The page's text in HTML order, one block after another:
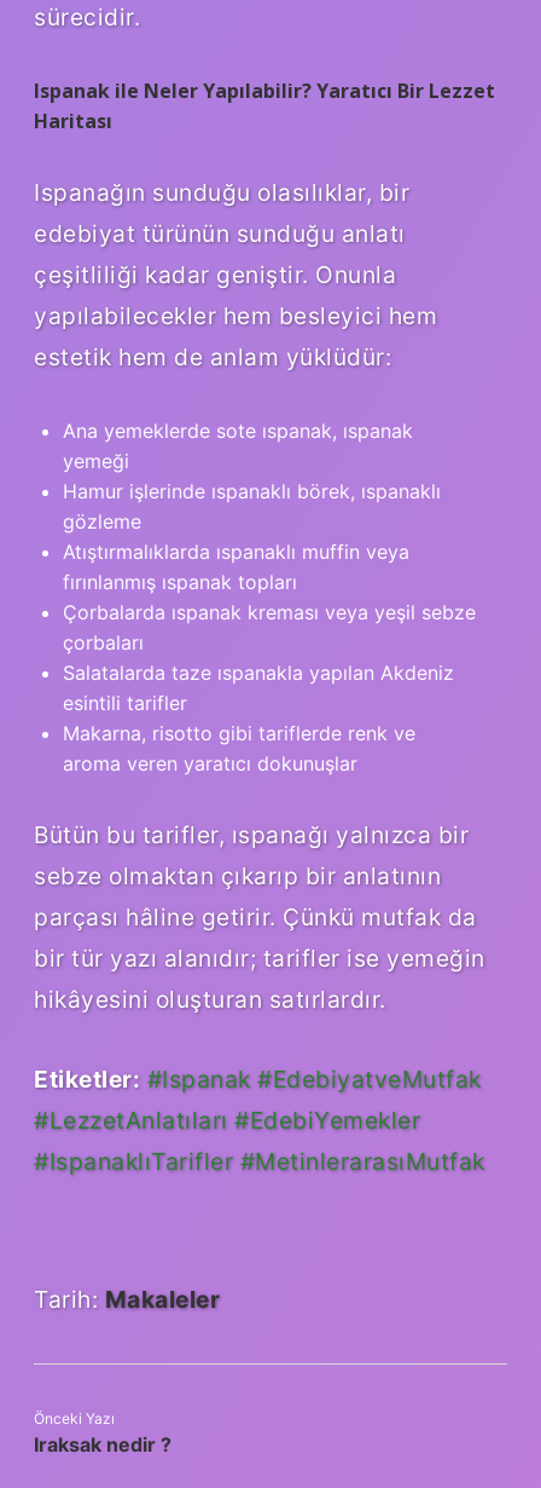
sürecidir.
Ispanak ile Neler Yapılabilir? Yaratıcı Bir Lezzet
Haritası
Ispanağın sunduğu olasılıklar, bir
edebiyat türünün sunduğu anlatı
çeşitliliği kadar geniştir. Onunla
yapılabilecekler hem besleyici hem
estetik hem de anlam yüklüdür:
Ana yemeklerde sote ıspanak, ıspanak
yemeği
Hamur işlerinde ıspanaklı börek, ıspanaklı
gözleme
Atıştırmalıklarda ıspanaklı muffin veya
fırınlanmış ıspanak topları
Çorbalarda ıspanak kreması veya yeşil sebze
çorbaları
Salatalarda taze ıspanakla yapılan Akdeniz
esintili tarifler
Makarna, risotto gibi tariflerde renk ve
aroma veren yaratıcı dokunuşlar
Bütün bu tarifler, ıspanağı yalnızca bir
sebze olmaktan çıkarıp bir anlatının
parçası hâline getirir. Çünkü mutfak da
bir tür yazı alanıdır; tarifler ise yemeğin
hikâyesini oluşturan satırlardır.
Etiketler: #Ispanak #EdebiyatveMutfak
#LezzetAnlatıları #EdebiYemekler
#IspanaklıTarifler #MetinlerarasıMutfak
Tarih: Makaleler
Önceki Yazı
Iraksak nedir ?